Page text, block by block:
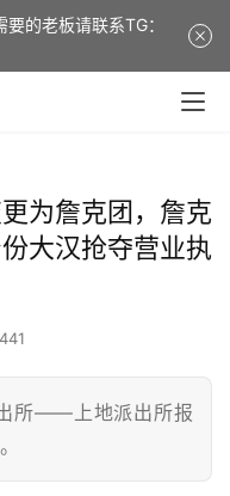
为詹克团，詹克
大汉抢夺营业执
所——上地派出所报
的老板请联系TG：
It is a 8-year-old
TG: tuhaov